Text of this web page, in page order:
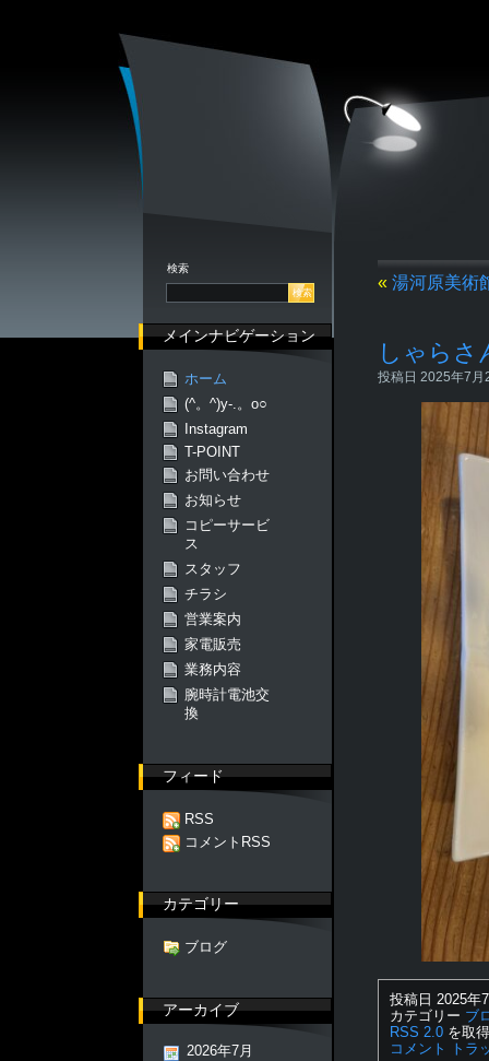
« 湯河原美術
しゃらさ
投稿日 2025年7
投稿日 2025年
カテゴリー ブ
RSS 2.0 を取
コメント
トラ
検索
メインナビゲーション
ホーム
(^。^)y-.。o○
Instagram
T-POINT
お問い合わせ
お知らせ
コピーサービ
ス
スタッフ
チラシ
営業案内
家電販売
業務内容
腕時計電池交
換
フィード
RSS
コメントRSS
カテゴリー
ブログ
アーカイブ
2026年7月